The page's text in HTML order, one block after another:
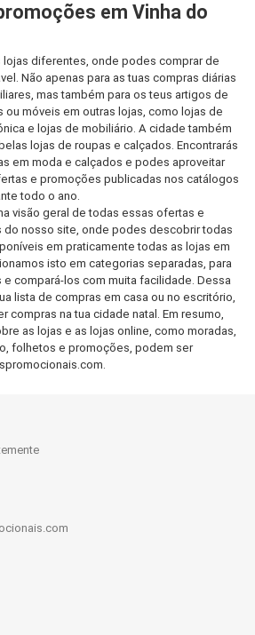
em Vinha do
lojas diferentes, onde podes comprar de
Não apenas para as tuas compras diárias
mas também para os teus artigos de
ou móveis em outras lojas, como lojas de
e lojas de mobiliário. A cidade também
lojas de roupas e calçados. Encontrarás
em moda e calçados e podes aproveitar
e promoções publicadas nos catálogos
todo o ano.
visão geral de todas essas ofertas e
nosso site, onde podes descobrir todas
em praticamente todas as lojas em
isto em categorias separadas, para
compará-los com muita facilidade. Dessa
lista de compras em casa ou no escritório,
compras na tua cidade natal. Em resumo,
as lojas e as lojas online, como moradas,
folhetos e promoções, podem ser